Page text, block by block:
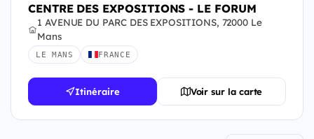
CENTRE DES EXPOSITIONS - LE FORUM
1 AVENUE DU PARC DES EXPOSITIONS, 72000 Le
Mans
LE MANS FRANCE
Itinéraire Voir sur la carte